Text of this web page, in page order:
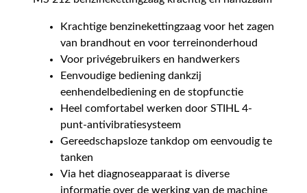
Krachtige benzinekettingzaag voor het zagen
van brandhout en voor terreinonderhoud
Voor privégebruikers en handwerkers
Eenvoudige bediening dankzij
eenhendelbediening en de stopfunctie
Heel comfortabel werken door STIHL 4-
punt-antivibratiesysteem
Gereedschapsloze tankdop om eenvoudig te
tanken
Via het diagnoseapparaat is diverse
informatie over de werking van de machine